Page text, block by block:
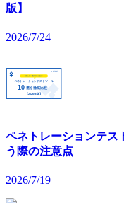
版】
2026/7/24
ペネトレーションテス
う際の注意点
2026/7/19